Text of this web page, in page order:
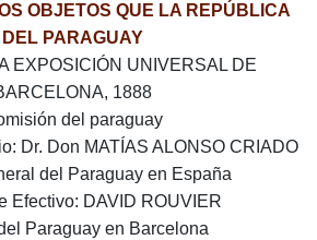
OBJETOS QUE LA REPÚBLICA
DEL PARAGUAY
EXPOSICIÓN UNIVERSAL DE
1888
del paraguay
Dr. Don MATÍAS ALONSO CRIADO
del Paraguay en España
Efectivo: DAVID ROUVIER
Paraguay en Barcelona